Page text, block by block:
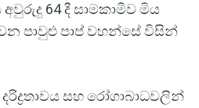
64 දී සාමකාමීව මිය
පාවුළු පාප් වහන්සේ විසින්
සහ රෝගාබාධවලින්